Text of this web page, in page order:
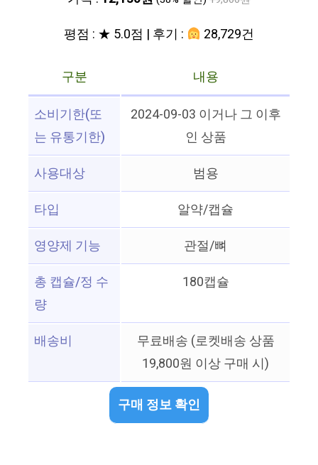
평점 : ★ 5.0점 | 후기 : 28,729건
구분
내용
소비기한(또
는 유통기한)
2024-09-03 이거나 그 이후
인 상품
사용대상
범용
타입
알약/캡슐
영양제 기능
관절/뼈
총 캡슐/정 수
량
180캡슐
배송비
무료배송 (로켓배송 상품
19,800원 이상 구매 시)
구매 정보 확인